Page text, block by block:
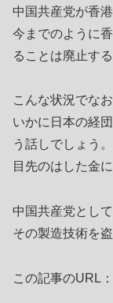
中国共産党が香
今までのように
ることは廃止する
こんな状況でな
いかに日本の経
う話しでしょう。
目先のはした金
中国共産党とし
その製造技術を
この記事のURL